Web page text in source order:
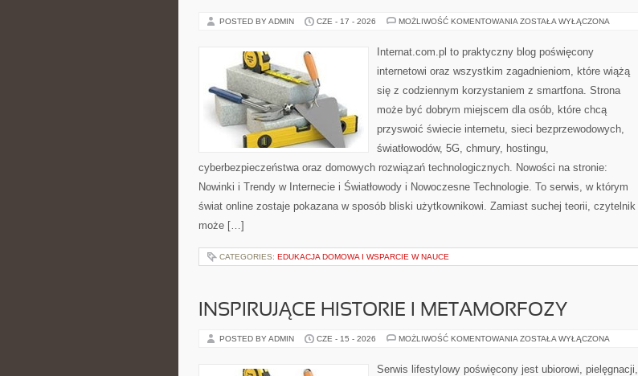
POSTED BY ADMIN CZE - 17 - 2026 MOŻLIWOŚĆ KOMENTOWANIA PORADNIKI
ZOSTAŁA WYŁĄCZONA
Internat.com.pl to praktyczny blog poświęcony
internetowi oraz wszystkim zagadnieniom, które wiążą
się z codziennym korzystaniem z smartfona. Strona
może być dobrym miejscem dla osób, które chcą
przyswoić świecie internetu, sieci bezprzewodowych,
światłowodów, 5G, chmury, hostingu,
cyberbezpieczeństwa oraz domowych rozwiązań technologicznych. Nowości na stronie:
Nowinki i Trendy w Internecie i Światłowody i Nowoczesne Technologie. To serwis, w którym
świat online zostaje pokazana w sposób bliski użytkownikowi. Zamiast suchej teorii, czytelnik
może […]
CATEGORIES: EDUKACJA DOMOWA I WSPARCIE W NAUCE
INSPIRUJĄCE HISTORIE I METAMORFOZY
POSTED BY ADMIN CZE - 15 - 2026 MOŻLIWOŚĆ KOMENTOWANIA INSPIRUJĄCE
METAMORFOZY
ZOSTAŁA WYŁĄCZONA
Serwis lifestylowy poświęcony jest ubiorowi, pielęgnacji,